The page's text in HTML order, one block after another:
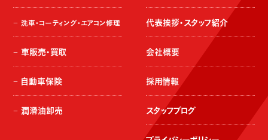
洗車・コーティング・エアコン修理
車販売・買取
自動車保険
潤滑油卸売
代表挨拶・スタッフ紹介
会社概要
採用情報
スタッフブログ